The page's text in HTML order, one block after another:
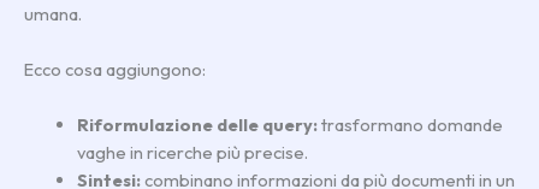
umana.
Ecco cosa aggiungono:
Riformulazione delle query:trasformano domande
vaghe in ricerche più precise.
Sintesi:combinano informazioni da più documenti in un